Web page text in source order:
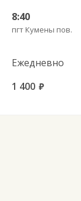
8:40
пгт Кумены пов.
Ежедневно
1 400 руб.